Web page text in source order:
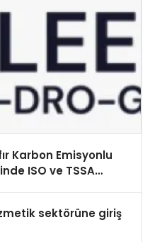
Karbon Emisyonlu
ISO ve TSSA
sektörüne giriş